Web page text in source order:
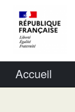
Accueil